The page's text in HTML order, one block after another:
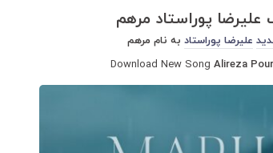
علیرضا پوراستاد مرهم
علیرضا پوراستاد به نام مرهم
Download New Song Alireza